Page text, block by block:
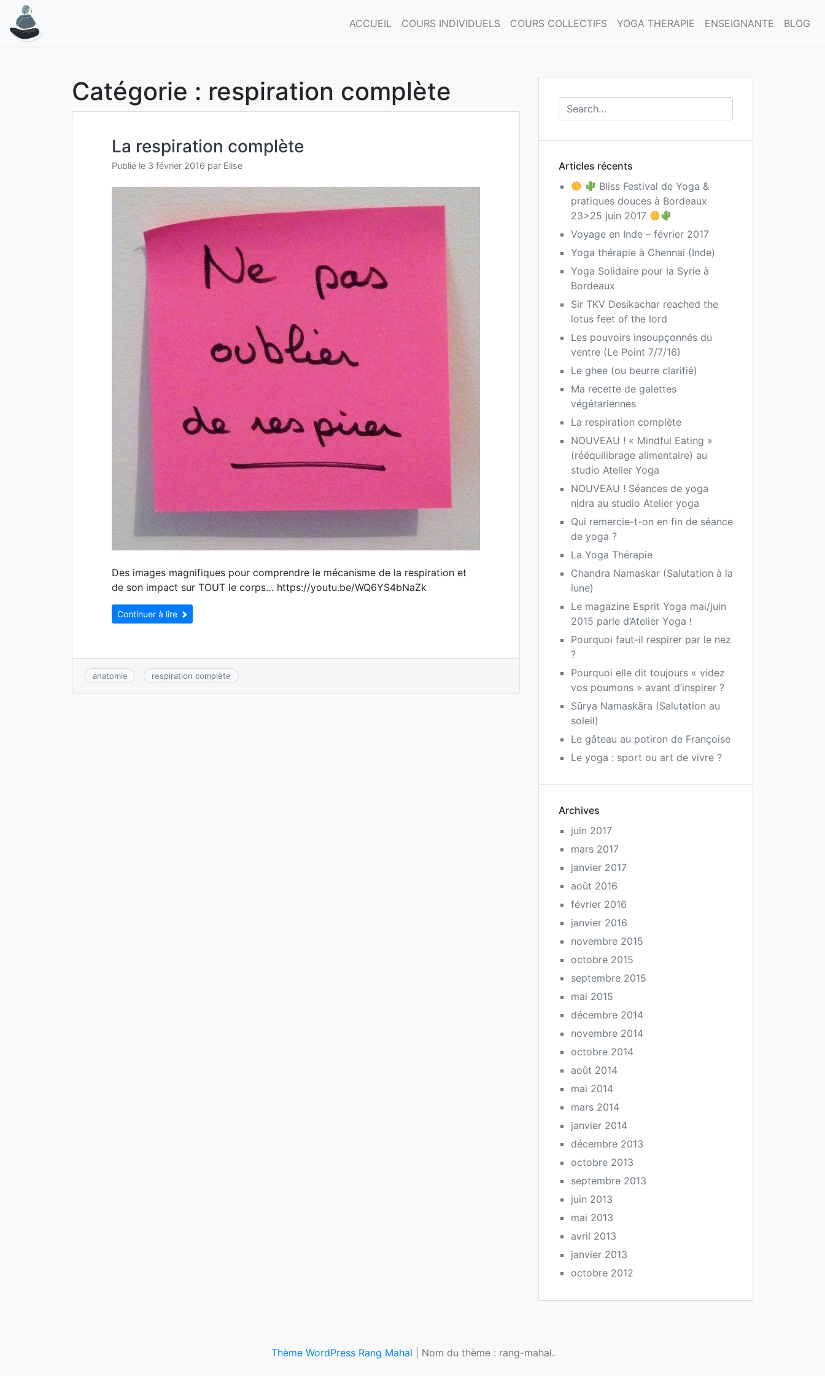
contenu
ACCUEIL COURS INDIVIDUELS COURS COLLECTIFS YOGA THERAPIE ENSEIGNANTE BLOG
Catégorie : respiration complète
La respiration complète
Publié le 3 février 2016 par Elise
Des images magnifiques pour comprendre le mécanisme de la respiration et
de son impact sur TOUT le corps… https://youtu.be/WQ6YS4bNaZk
Continuer à lire
anatomie respiration complète
Articles récents
Bliss Festival de Yoga &
pratiques douces à Bordeaux
23>25 juin 2017
Voyage en Inde – février 2017
Yoga thérapie à Chennai (Inde)
Yoga Solidaire pour la Syrie à
Bordeaux
Sir TKV Desikachar reached the
lotus feet of the lord
Les pouvoirs insoupçonnés du
ventre (Le Point 7/7/16)
Le ghee (ou beurre clarifié)
Ma recette de galettes
végétariennes
La respiration complète
NOUVEAU ! « Mindful Eating »
(rééquilibrage alimentaire) au
studio Atelier Yoga
NOUVEAU ! Séances de yoga
nidra au studio Atelier yoga
Qui remercie-t-on en fin de séance
de yoga ?
La Yoga Thérapie
Chandra Namaskar (Salutation à la
lune)
Le magazine Esprit Yoga mai/juin
2015 parle d’Atelier Yoga !
Pourquoi faut-il respirer par le nez
?
Pourquoi elle dit toujours « videz
vos poumons » avant d’inspirer ?
Sūrya Namaskāra (Salutation au
soleil)
Le gâteau au potiron de Françoise
Le yoga : sport ou art de vivre ?
Archives
juin 2017
mars 2017
janvier 2017
août 2016
février 2016
janvier 2016
novembre 2015
octobre 2015
septembre 2015
mai 2015
décembre 2014
novembre 2014
octobre 2014
août 2014
mai 2014
mars 2014
janvier 2014
décembre 2013
octobre 2013
septembre 2013
juin 2013
mai 2013
avril 2013
janvier 2013
octobre 2012
Thème WordPress Rang Mahal Nom du thème : rang-mahal.